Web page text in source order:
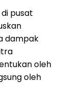
pusat
dampak
oleh
oleh